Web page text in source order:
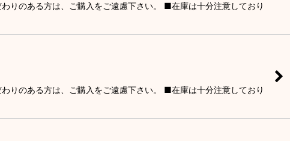
りのある方は、ご購入をご遠慮下さい。 ■在庫は十分注意しており
りのある方は、ご購入をご遠慮下さい。 ■在庫は十分注意しており